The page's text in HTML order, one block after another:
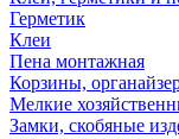
Герметик
Клеи
Пена монтажная
Корзины,
Мелкие
Замки, скобяные